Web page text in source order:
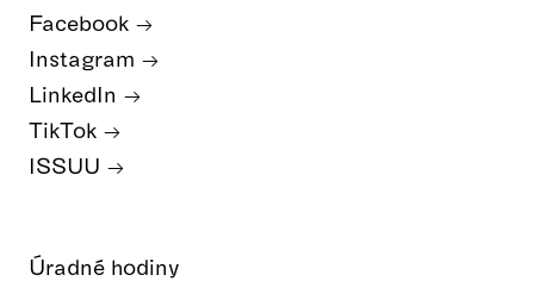
Úradné hodiny
Facebook
Instagram
LinkedIn
TikTok
ISSUU